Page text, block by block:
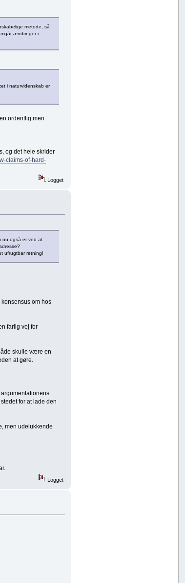
metode, så
ændringer i
i naturvidenskab er
ordentlig men
og det hele skrider
claims-of-hard-
Logget
nu også er ved at
ufrugtbar retning!
om hos
farlig vej for
skulle være en
at gøre.
for at lade den
men udelukkende
Logget